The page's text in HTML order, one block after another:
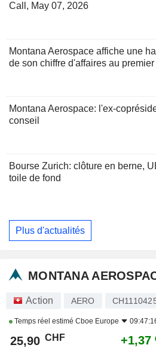
Call, May 07, 2026
Montana Aerospace affiche une
de son chiffre d'affaires au
Montana Aerospace: l'ex-
conseil
Bourse Zurich: clôture en berne,
toile de fond
Plus d'actualités
MONTANA
Action AERO
Temps réel estimé Cboe Europe
25,90 CHF +1,37